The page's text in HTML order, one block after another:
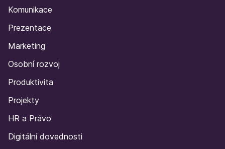
Komunikace
Prezentace
Marketing
Osobní rozvoj
Produktivita
Projekty
HR a Právo
Digitální dovednosti